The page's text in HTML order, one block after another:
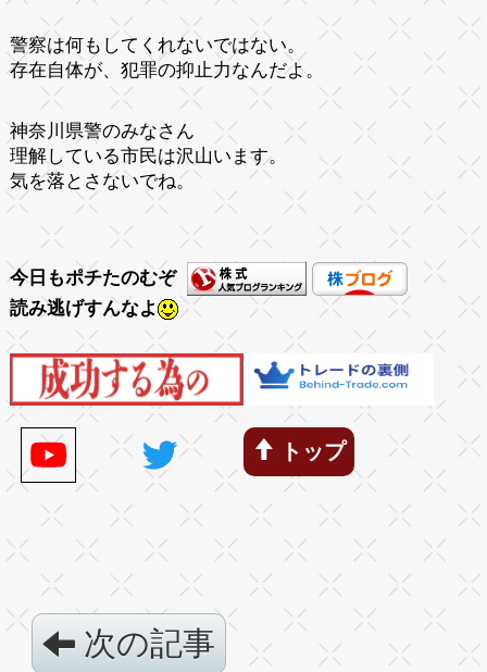
警察は何もしてくれないではない。
存在自体が、犯罪の抑止力なんだよ。
神奈川県警のみなさん
理解している市民は沢山います。
気を落とさないでね。
今日もポチたのむぞ
読み逃げすんなよ
トップ
次の記事